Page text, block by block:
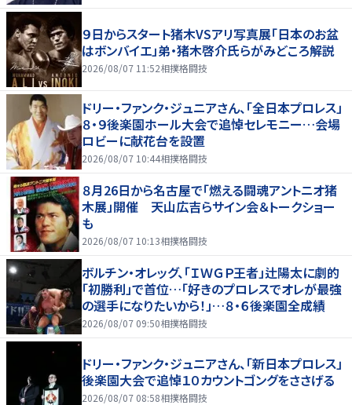
９日からスタート猪木VSアリ写真展「日本のお盆
はボンバイエ」弟・猪木啓介氏らがみどころ解説
2026/08/07 11:52相撲格闘技
ドリー・ファンク・ジュニアさん、「全日本プロレス」
８・９後楽園ホール大会で追悼セレモニー…会場
ロビーに献花台を設置
2026/08/07 10:44相撲格闘技
８月26日から名古屋で「燃える闘魂アントニオ猪
木展」開催 天山広吉らサイン会＆トークショー
も
2026/08/07 10:13相撲格闘技
ボルチン・オレッグ、「ＩＷＧＰ王者」辻陽太に劇的
「初勝利」で首位…「好きのプロレスでオレが最強
の選手になりたいから！」…８・６後楽園全成績
2026/08/07 09:50相撲格闘技
ドリー・ファンク・ジュニアさん、「新日本プロレス」
後楽園大会で追悼１０カウントゴングをささげる
2026/08/07 08:58相撲格闘技